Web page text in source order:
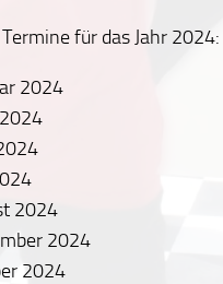
für das Jahr 2024:
2024
2024
2024
2024